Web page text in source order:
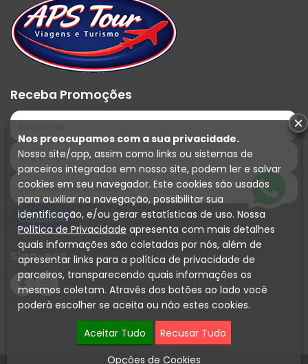
Receba Promoções
Siga-nos
Nos preocupamos com a sua privacidade.
Nosso site/app, assim como links ou sistemas de
parceiros integrados em nosso site, podem ler e salvar
cookies em seu navegador. Este cookies são usados
para auxiliar na navegação, possibilitar sua
identificação, e/ou gerar estatísticas de uso. Nossa
Política de Privacidade apresenta com mais detalhes
quais informações são coletadas por nós, além de
apresentar links para a política de privacidade de
parceiros, transparecendo quais informações os
mesmos coletam. Através dos botões ao lado você
poderá escolher se aceita ou não estes cookies.
Aceitar Tudo
Recusar Tudo
Opções de Cookies
×